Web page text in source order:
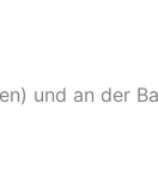
und an der